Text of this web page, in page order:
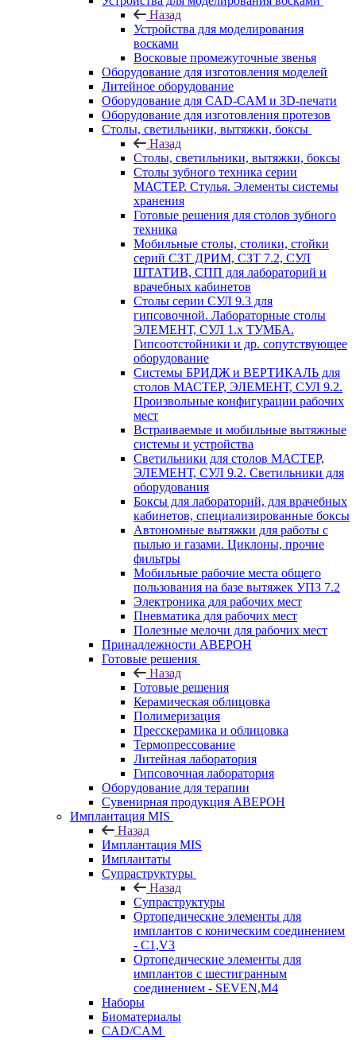
Назад
Устройства для моделирования
восками
Восковые промежуточные звенья
Оборудование для изготовления моделей
Литейное оборудование
Оборудование для CAD-CAM и 3D-печати
Оборудование для изготовления протезов
Cтолы, светильники, вытяжки, боксы
Назад
Cтолы, светильники, вытяжки, боксы
Столы зубного техника серии
МАСТЕР. Стулья. Элементы системы
хранения
Готовые решения для столов зубного
техника
Мобильные столы, столики, стойки
серий СЗТ ДРИМ, СЗТ 7.2, СУЛ
ШТАТИВ, СПП для лабораторий и
врачебных кабинетов
Столы серии СУЛ 9.3 для
гипсовочной. Лабораторные столы
ЭЛЕМЕНТ, СУЛ 1.х ТУМБА.
Гипсоотстойники и др. сопутствующее
оборудование
Системы БРИДЖ и ВЕРТИКАЛЬ для
столов МАСТЕР, ЭЛЕМЕНТ, СУЛ 9.2.
Произвольные конфигурации рабочих
мест
Встраиваемые и мобильные вытяжные
системы и устройства
Светильники для столов МАСТЕР,
ЭЛЕМЕНТ, СУЛ 9.2. Светильники для
оборудования
Боксы для лабораторий, для врачебных
кабинетов, специализированные боксы
Автономные вытяжки для работы с
пылью и газами. Циклоны, прочие
фильтры
Мобильные рабочие места общего
пользования на базе вытяжек УПЗ 7.2
Электроника для рабочих мест
Пневматика для рабочих мест
Полезные мелочи для рабочих мест
Принадлежности АВЕРОН
Готовые решения
Назад
Готовые решения
Керамическая облицовка
Полимеризация
Пресскерамика и облицовка
Термопрессование
Литейная лаборатория
Гипсовочная лаборатория
Оборудование для терапии
Сувенирная продукция АВЕРОН
Имплантация MIS
Назад
Имплантация MIS
Имплантаты
Супраструктуры
Назад
Супраструктуры
Ортопедические элементы для
имплантов с коническим соединением
- C1,V3
Ортопедические элементы для
имплантов с шестигранным
соединением - SEVEN,M4
Наборы
Биоматериалы
CAD/CAM